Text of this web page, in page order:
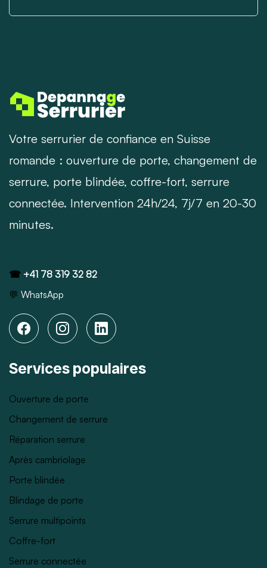
Votre serrurier de confiance en Suisse
romande : ouverture de porte, changement de
serrure, porte blindée, coffre-fort, serrure
connectée. Intervention 24h/24, 7j/7 en 20-30
minutes.
☎ +41 78 319 32 82
💬 WhatsApp
Services populaires
Ouverture de porte
Changement de serrure
Réparation serrure
Après cambriolage
Porte blindée
Blindage de porte
Serrure multipoints
Coffre-fort
Serrure connectée